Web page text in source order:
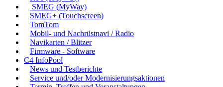
SMEG (MyWay)
SMEG+ (Touchscreen)
TomTom
Mobil- und Nachrüstnavi / Radio
Navikarten / Blitzer
Firmware - Software
C4 InfoPool
News und Testberichte
Service und/oder Modernisierungsaktionen